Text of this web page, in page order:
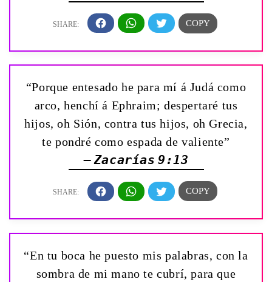
“Porque entesado he para mí á Judá como
arco, henchí á Ephraim; despertaré tus
hijos, oh Sión, contra tus hijos, oh Grecia,
te pondré como espada de valiente”
— Zacarías 9:13
“En tu boca he puesto mis palabras, con la
sombra de mi mano te cubrí, para que